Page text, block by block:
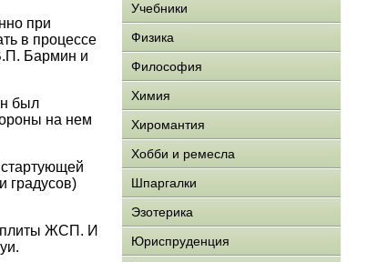
при
в процессе
Бармин и
был
на нем
стартующей
градусов)
плиты ЖСП. И
Учебники
Физика
Философия
Химия
Хиромантия
Хобби и ремесла
Шпаргалки
Эзотерика
Юриспруденция